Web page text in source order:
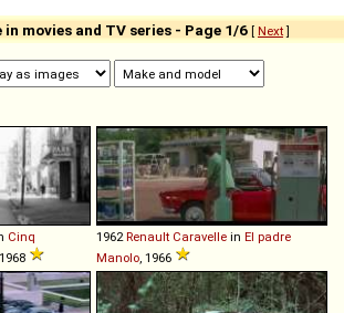
movies and TV series - Page 1/6 [ Next]
Cinq
1962 Renault Caravelle in El padre
Manolo , 1966